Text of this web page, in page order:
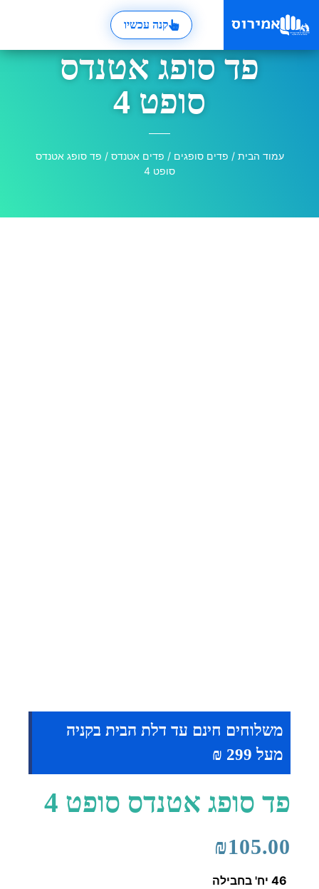
קנה עכשיו
פד סופג אטנדס
סופט 4
עמוד הבית / פדים סופגים / פדים אטנדס / פד סופג אטנדס
סופט 4
משלוחים חינם עד דלת הבית בקניה
מעל 299 ₪
פד סופג אטנדס סופט 4
₪105.00
46 יח' בחבילה